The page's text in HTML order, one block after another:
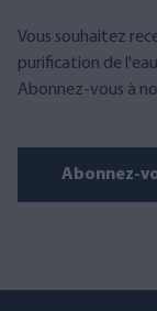
Vous souhaitez
purification de
Abonnez-vous à
Abonnez-